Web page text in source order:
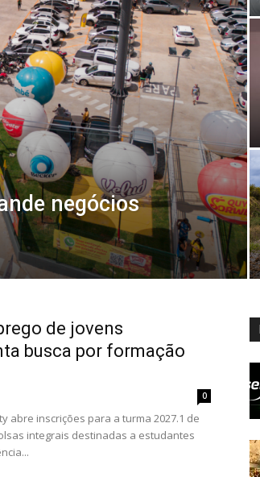
negócios
de jovens
busca por formação
0
abre inscrições para a turma 2027.1 de
integrais destinadas a estudantes